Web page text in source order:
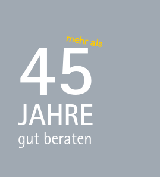
mehr als
45
JAHRE
gut beraten